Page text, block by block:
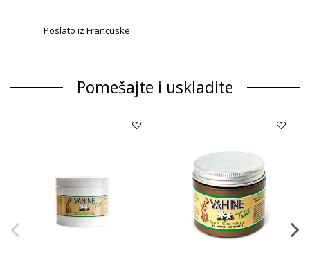
Poslato iz Francuske
Pomešajte i uskladite